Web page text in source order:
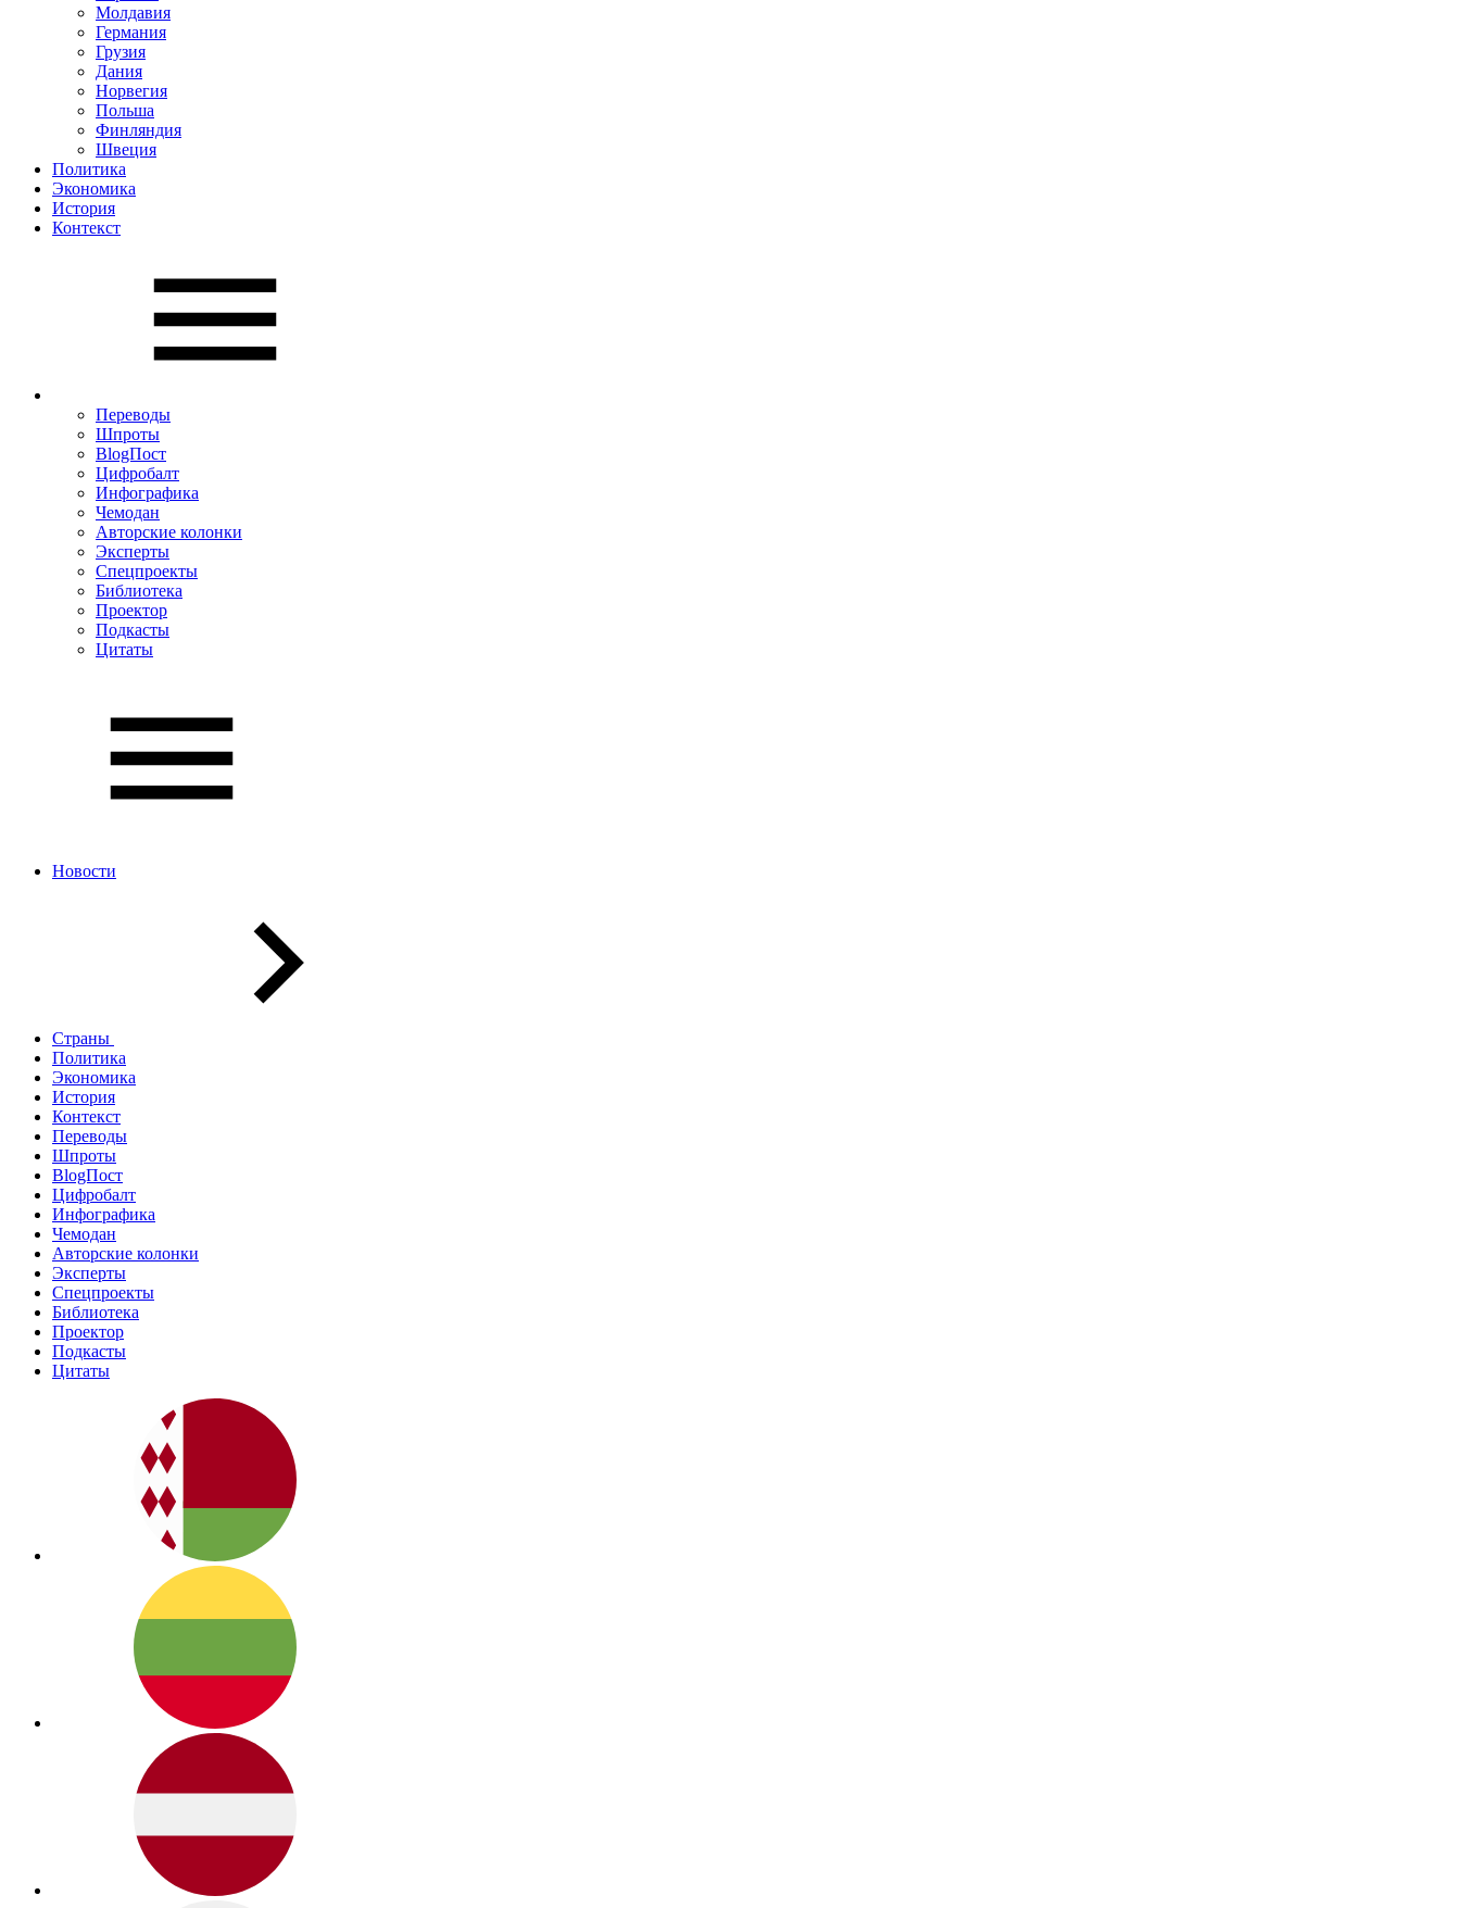
Молдавия
Германия
Грузия
Дания
Норвегия
Польша
Финляндия
Швеция
Политика
Экономика
История
Контекст
Переводы
Шпроты
BlogПост
Цифробалт
Инфографика
Чемодан
Авторские колонки
Эксперты
Спецпроекты
Библиотека
Проектор
Подкасты
Цитаты
Новости
Страны
Политика
Экономика
История
Контекст
Переводы
Шпроты
BlogПост
Цифробалт
Инфографика
Чемодан
Авторские колонки
Эксперты
Спецпроекты
Библиотека
Проектор
Подкасты
Цитаты